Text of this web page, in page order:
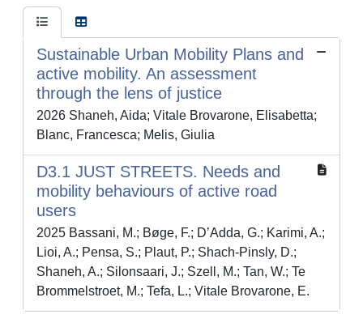
Sustainable Urban Mobility Plans and
active mobility. An assessment
through the lens of justice
2026 Shaneh, Aida; Vitale Brovarone, Elisabetta;
Blanc, Francesca; Melis, Giulia
D3.1 JUST STREETS. Needs and
mobility behaviours of active road
users
2025 Bassani, M.; Bøge, F.; D’Adda, G.; Karimi, A.;
Lioi, A.; Pensa, S.; Plaut, P.; Shach-Pinsly, D.;
Shaneh, A.; Silonsaari, J.; Szell, M.; Tan, W.; Te
Brommelstroet, M.; Tefa, L.; Vitale Brovarone, E.